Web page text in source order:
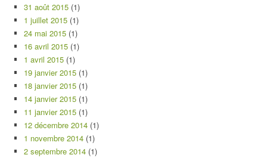
31 août 2015 (1)
1 juillet 2015 (1)
24 mai 2015 (1)
16 avril 2015 (1)
1 avril 2015 (1)
19 janvier 2015 (1)
18 janvier 2015 (1)
14 janvier 2015 (1)
11 janvier 2015 (1)
12 décembre 2014 (1)
1 novembre 2014 (1)
2 septembre 2014 (1)